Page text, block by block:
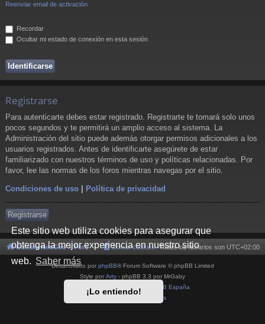
Este sitio web utiliza cookies para asegurar que
obtenga la mejor experiencia en nuestro sitio
web. Saber más
¡Lo entiendo!
Reenviar email de activación
Recordar
Ocultar mi estado de conexión en esta sesión
Registrarse
Para autenticarte debes estar registrado. Registrarte te tomará solo unos
pocos segundos y te permitirá un amplio acceso al sistema. La
Administración del sitio puede además otorgar permisos adicionales a los
usuarios registrados. Antes de identificarte asegúrete de estar
familiarizado con nuestros términos de uso y políticas relacionadas. Por
favor, lee las normas de los foros mientras navegas por el sitio.
Condiciones de uso Política de privacidad
Registrarse
Cultura NeoGeo Foro Todos los horarios son UTC+02:00
Borrar cookies
Desarrollado por phpBB® Forum Software © phpBB Limited
Style por Arty - phpBB 3.3 por MrGaby
phpBB España
Condiciones